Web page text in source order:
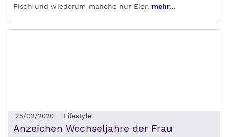
Fisch und wiederum manche nur Eier. mehr...
25/02/2020 Lifestyle
Anzeichen Wechseljahre der Frau